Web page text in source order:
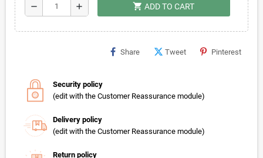
remove add shopping_cart ADD TO CART
Share Tweet Pinterest
Security policy
(edit with the Customer Reassurance module)
Delivery policy
(edit with the Customer Reassurance module)
Return policy